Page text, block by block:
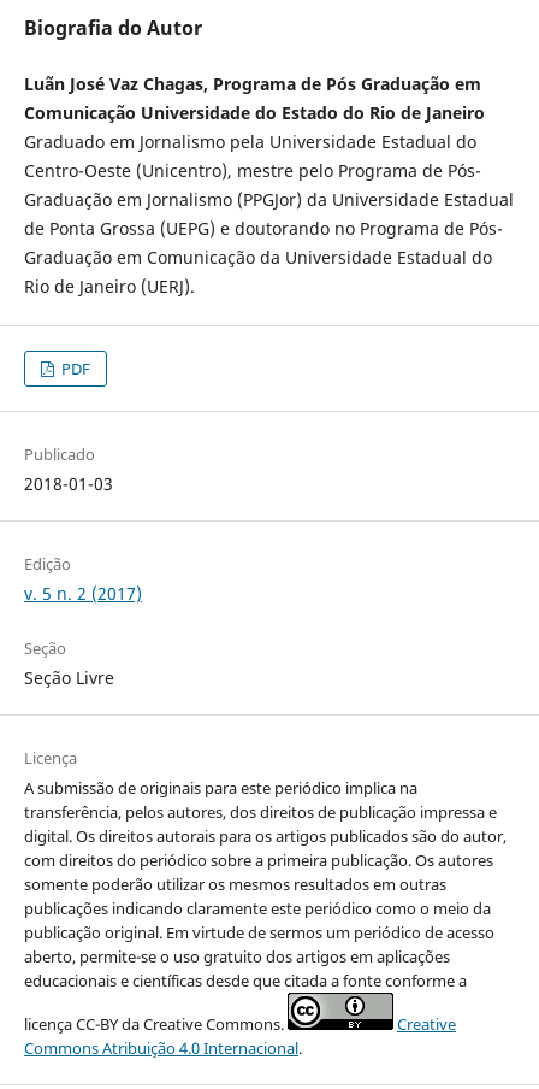
Biografia do Autor
Luãn José Vaz Chagas, Programa de Pós Graduação em
Comunicação Universidade do Estado do Rio de Janeiro
Graduado em Jornalismo pela Universidade Estadual do
Centro-Oeste (Unicentro), mestre pelo Programa de Pós-
Graduação em Jornalismo (PPGJor) da Universidade Estadual
de Ponta Grossa (UEPG) e doutorando no Programa de Pós-
Graduação em Comunicação da Universidade Estadual do
Rio de Janeiro (UERJ).
PDF
Publicado
2018-01-03
Edição
v. 5 n. 2 (2017)
Seção
Seção Livre
Licença
A submissão de originais para este periódico implica na
transferência, pelos autores, dos direitos de publicação impressa e
digital. Os direitos autorais para os artigos publicados são do autor,
com direitos do periódico sobre a primeira publicação. Os autores
somente poderão utilizar os mesmos resultados em outras
publicações indicando claramente este periódico como o meio da
publicação original. Em virtude de sermos um periódico de acesso
aberto, permite-se o uso gratuito dos artigos em aplicações
educacionais e científicas desde que citada a fonte conforme a
licença CC-BY da Creative Commons.
Creative
Commons Atribuição 4.0 Internacional.